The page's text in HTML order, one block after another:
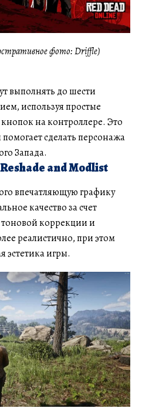
фото: Driffle)
выполнять до шести
используя простые
на контроллере. Это
сделать персонажа
Запада.
and Modlist
впечатляющую графику
качество за счет
коррекции и
реалистично, при этом
эстетика игры.